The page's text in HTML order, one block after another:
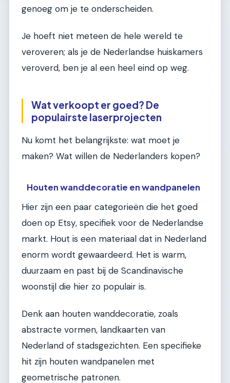
genoeg om je te onderscheiden.
Je hoeft niet meteen de hele wereld te
veroveren; als je de Nederlandse huiskamers
veroverd, ben je al een heel eind op weg.
Wat verkoopt er goed? De
populairste laserprojecten
Nu komt het belangrijkste: wat moet je
maken? Wat willen de Nederlanders kopen?
Houten wanddecoratie en wandpanelen
Hier zijn een paar categorieën die het goed
doen op Etsy, specifiek voor de Nederlandse
markt. Hout is een materiaal dat in Nederland
enorm wordt gewaardeerd. Het is warm,
duurzaam en past bij de Scandinavische
woonstijl die hier zo populair is.
Denk aan houten wanddecoratie, zoals
abstracte vormen, landkaarten van
Nederland of stadsgezichten. Een specifieke
hit zijn houten wandpanelen met
geometrische patronen.